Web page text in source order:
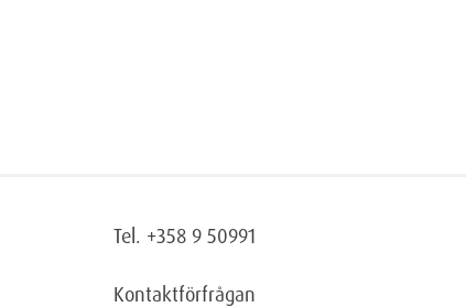
Tel. +358 9 50991
Kontaktförfrågan